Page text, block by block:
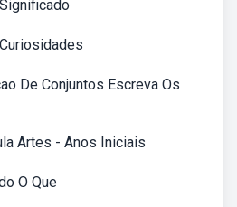
De Conjuntos Escreva Os
Artes - Anos Iniciais
O Que